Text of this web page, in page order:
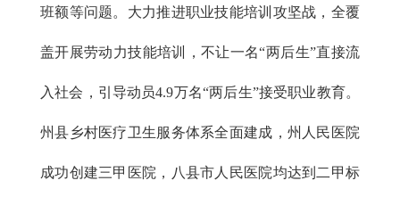
班额等问题。大力推进职业技能培训攻坚战，全覆
盖开展劳动力技能培训，不让一名“两后生”直接流
入社会，引导动员4.9万名“两后生”接受职业教育。
州县乡村医疗卫生服务体系全面建成，州人民医院
成功创建三甲医院，八县市人民医院均达到二甲标